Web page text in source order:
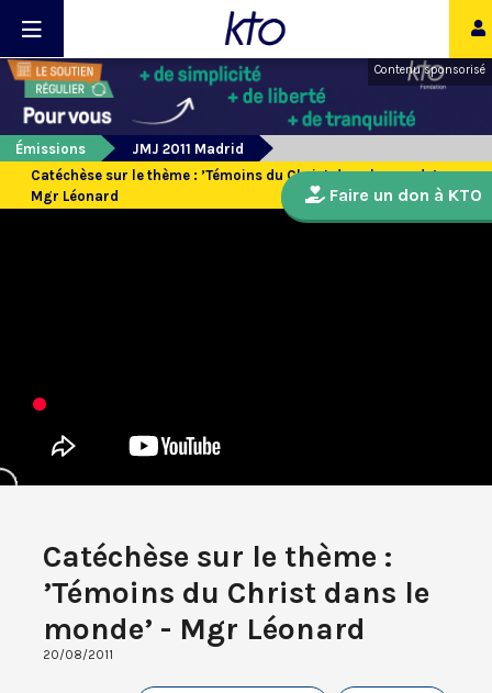
Contenu sponsorisé
Émissions
JMJ 2011 Madrid
Catéchèse sur le thème : ’Témoins du Christ dans le monde’ -
Mgr Léonard
Catéchèse sur le thème :
’Témoins du Christ dans le
monde’ - Mgr Léonard
20/08/2011
Faire un don à KTO